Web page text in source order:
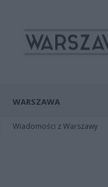
WARSZAWA
Wiadomości z Warszawy